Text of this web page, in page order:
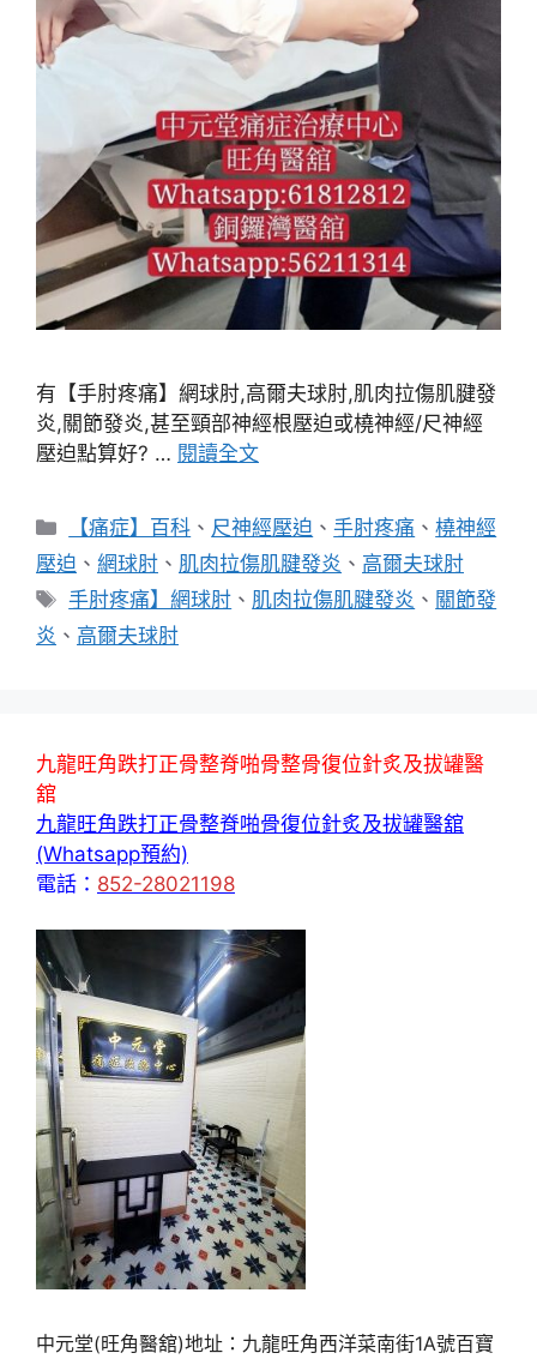
有【手肘疼痛】網球肘,高爾夫球肘,肌肉拉傷肌腱發
炎,關節發炎,甚至頸部神經根壓迫或橈神經/尺神經
壓迫點算好? … 閱讀全文
分
類
【痛症】百科 、 尺神經壓迫 、手肘疼痛 、橈神經
壓迫 、 網球肘 、 肌肉拉傷肌腱發炎 、 高爾夫球肘
標
籤
手肘疼痛】網球肘 、 肌肉拉傷肌腱發炎 、 關節發
炎 、 高爾夫球肘
九龍旺角跌打正骨整脊啪骨整骨復位針炙及拔罐醫
舘
九龍旺角跌打正骨整脊啪骨復位針炙及拔罐醫舘
(Whatsapp預約)
電話： 852-28021198
中元堂(旺角醫舘)地址：九龍旺角西洋菜南街1A號百寶